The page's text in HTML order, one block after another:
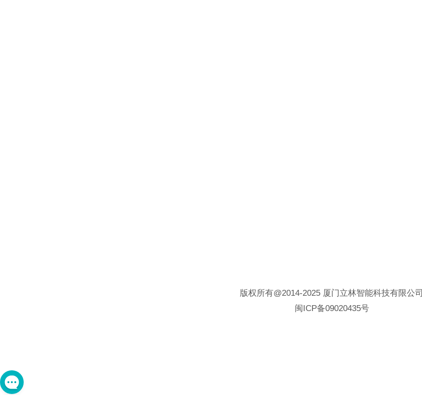
版权所有@2014-2025 厦门立林智能科技有限公司
闽ICP备09020435号